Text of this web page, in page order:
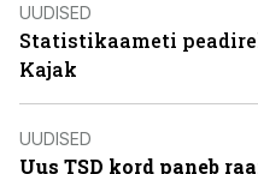
UUDISED
Statistikaameti
Kajak
UUDISED
Uus TSD kord paneb